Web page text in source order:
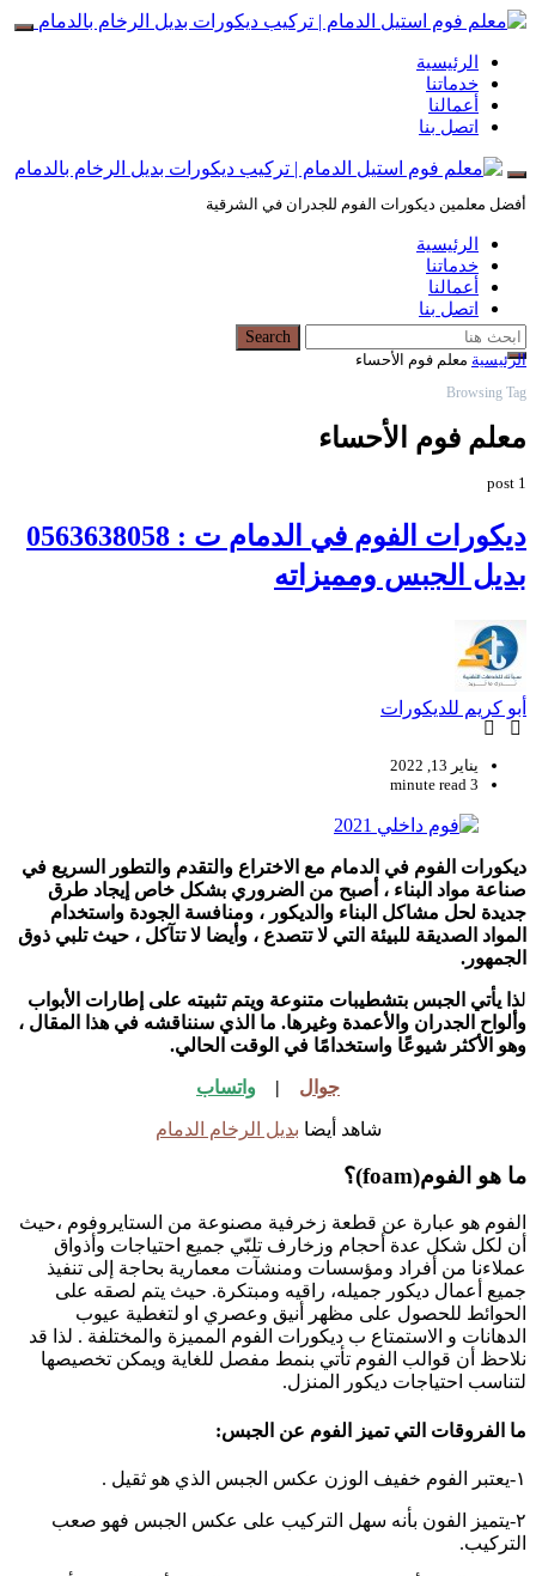
الرئيسية
خدماتنا
أعمالنا
اتصل بنا
أفضل معلمين ديكورات الفوم للجدران في الشرقية
الرئيسية
خدماتنا
أعمالنا
اتصل بنا
Search for:
Search
الرئيسية معلم فوم الأحساء
Browsing Tag
معلم فوم الأحساء
1 post
ديكورات الفوم في الدمام ت : 0563638058
بديل الجبس ومميزاته
أبو كريم للديكورات
يناير 13, 2022
3 minute read
ديكورات الفوم في الدمام مع الاختراع والتقدم والتطور السريع في
صناعة مواد البناء ، أصبح من الضروري بشكل خاص إيجاد طرق
جديدة لحل مشاكل البناء والديكور ، ومنافسة الجودة واستخدام
المواد الصديقة للبيئة التي لا تتصدع ، وأيضا لا تتآكل ، حيث تلبي ذوق
الجمهور.
لذا يأتي الجبس بتشطيبات متنوعة ويتم تثبيته على إطارات الأبواب
وألواح الجدران والأعمدة وغيرها. ما الذي سنناقشه في هذا المقال ،
وهو الأكثر شيوعًا واستخدامًا في الوقت الحالي.
جوال | واتساب
شاهد أيضا بديل الرخام الدمام
ما هو الفوم(foam)؟
الفوم هو عبارة عن قطعة زخرفية مصنوعة من الستايروفوم ،حيث
أن لكل شكل عدة أحجام وزخارف تلبّي جميع احتياجات وأذواق
عملاءنا من أفراد ومؤسسات ومنشآت معمارية بحاجة إلى تنفيذ
جميع أعمال ديكور جميله، راقيه ومبتكرة. حيث يتم لصقه على
الحوائط للحصول على مظهر أنيق وعصري او لتغطية عيوب
الدهانات و الاستمتاع ب ديكورات الفوم المميزة والمختلفة . لذا قد
نلاحظ أن قوالب الفوم تأتي بنمط مفصل للغاية ويمكن تخصيصها
لتناسب احتياجات ديكور المنزل.
ما الفروقات التي تميز الفوم عن الجبس:
١-يعتبر الفوم خفيف الوزن عكس الجبس الذي هو ثقيل .
٢-يتميز الفون بأنه سهل التركيب على عكس الجبس فهو صعب
التركيب.